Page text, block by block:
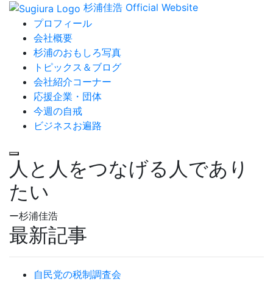
杉浦佳浩 Official Website
プロフィール
会社概要
杉浦のおもしろ写真
トピックス＆ブログ
会社紹介コーナー
応援企業・団体
今週の自戒
ビジネスお遍路
人と人をつなげる人であり
たい
ー杉浦佳浩
最新記事
自民党の税制調査会